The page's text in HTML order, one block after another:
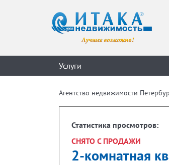
Услуги
Агентство недвижимости
Статистика просмотров:
СНЯТО С ПРОДАЖИ
2-комнатная